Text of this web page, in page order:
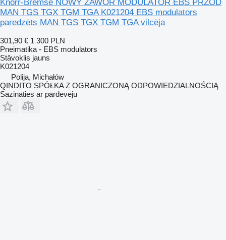
Knorr-Bremse NOWY ZAWÓR MODULATOR EBS PRZÓD
MAN TGS TGX TGM TGA K021204 EBS modulators
paredzēts MAN TGS TGX TGM TGA vilcēja
301,90 € 1 300 PLN
Pneimatika - EBS modulators
Stāvoklis jauns
K021204
Polija, Michałów
QINDITO SPÓŁKA Z OGRANICZONĄ ODPOWIEDZIALNOŚCIĄ
Sazināties ar pārdevēju